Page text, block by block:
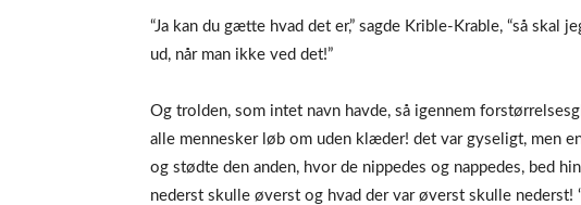
“Ja kan du gætte hvad det er,” sagde Krible-Krable, “så
ud, når man ikke ved det!”
Og trolden, som intet navn havde, så igennem
alle mennesker løb om uden klæder! det var gyseligt, men
og stødte den anden, hvor de nippedes og nappedes, bed
nederst skulle øverst og hvad der var øverst skulle